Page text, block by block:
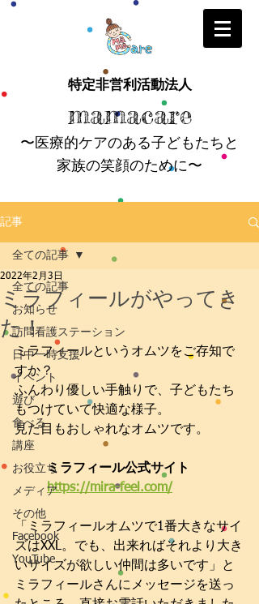
特定非営利活動法人
mamacare
〜医療的ケアのある子どもたちと
家族の笑顔のために〜
記事
全ての記事
お知らせ
訪問看護ステーション
日中一時支援
イベント
遊び
食べる
講座
お役立ち
メディア
その他
Facebook
YouTube
全ての記事
ミラフィールがやってき
た！
2022年2月3日
ミラフィールというオムツをご存知で
すか？
ふんわり優しい手触りで、子どもたち
もつけていて快適な様子。
見た目もおしゃれなオムツです。
ミラフィール公式サイト
https://mira-feel.com/
「ミラフィールオムツで1番大きなサイ
ズはXXL。でも、出来ればそれより大き
いサイズが欲しい仲間は多いです」と
ミラフィールさんにメッセージを送っ